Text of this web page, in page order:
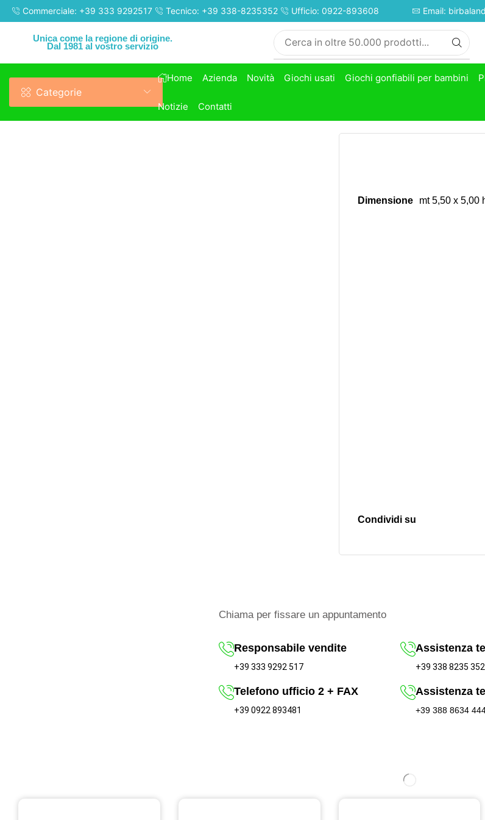
Commerciale: +39 333 9292517 Tecnico: +39 338-8235352 Ufficio: 0922-893608 Email:
Unica come la regione di origine.
Dal 1981 al vostro servizio
Categorie
Home Azienda Novità Giochi usati Giochi gonfiabili per bambini
Notizie Contatti
Dimensione mt 5,50 x 5,00
Condividi su
Chiama per fissare un appuntamento
Responsabile vendite
+39 333 9292 517
Assistenza
+39 338 8235 352
Telefono ufficio 2 + FAX
+39 0922 893481
Assistenza
+39 388 8634